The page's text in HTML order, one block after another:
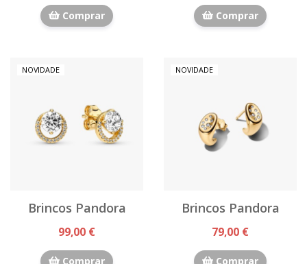
Comprar Comprar
NOVIDADE
Brincos Pandora
99,00 €
Comprar
NOVIDADE
Brincos Pandora
79,00 €
Comprar